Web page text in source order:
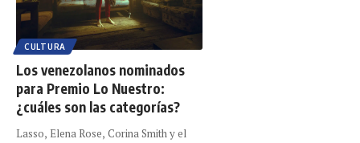
CULTURA
Los venezolanos nominados
para Premio Lo Nuestro:
¿cuáles son las categorías?
Lasso, Elena Rose, Corina Smith y el